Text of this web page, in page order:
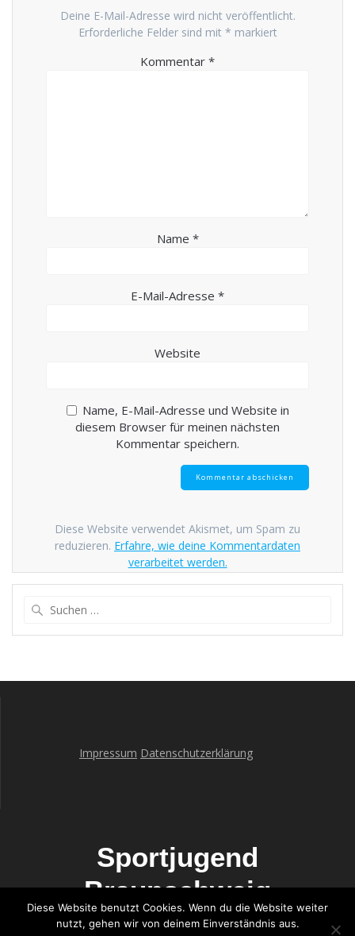
Deine E-Mail-Adresse wird nicht veröffentlicht.
Erforderliche Felder sind mit * markiert
Kommentar *
Name *
E-Mail-Adresse *
Website
Name, E-Mail-Adresse und Website in
diesem Browser für meinen nächsten
Kommentar speichern.
Diese Website verwendet Akismet, um Spam zu
reduzieren. Erfahre, wie deine Kommentardaten
verarbeitet werden.
Impressum Datenschutzerklärung
Sportjugend
Braunschweig
© 2026 Sportjugend Braunschweig. WordPress mit dem
Diese Website benutzt Cookies. Wenn du die Website weiter
nutzt, gehen wir von deinem Einverständnis aus.